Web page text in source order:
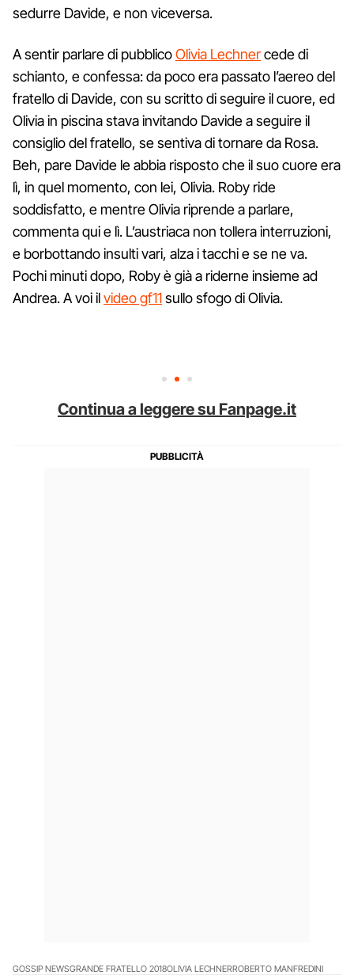
sedurre Davide, e non viceversa.
A sentir parlare di pubblicoOlivia Lechnercede di
schianto, e confessa: da poco era passato l’aereo del
fratello di Davide, con su scritto di seguire il cuore, ed
Olivia in piscina stava invitando Davide a seguire il
consiglio del fratello, se sentiva di tornare da Rosa.
Beh, pare Davide le abbia risposto che il suo cuore era
lì, in quel momento, con lei, Olivia. Roby ride
soddisfatto, e mentre Olivia riprende a parlare,
commenta qui e lì. L’austriaca non tollera interruzioni,
e borbottando insulti vari, alza i tacchi e se ne va.
Pochi minuti dopo, Roby è già a riderne insieme ad
Andrea. A voi ilvideo gf11sullo sfogo di Olivia.
Continua a leggere su Fanpage.it
GOSSIP NEWSGRANDE FRATELLO 2018OLIVIA LECHNERROBERTO MANFREDINI